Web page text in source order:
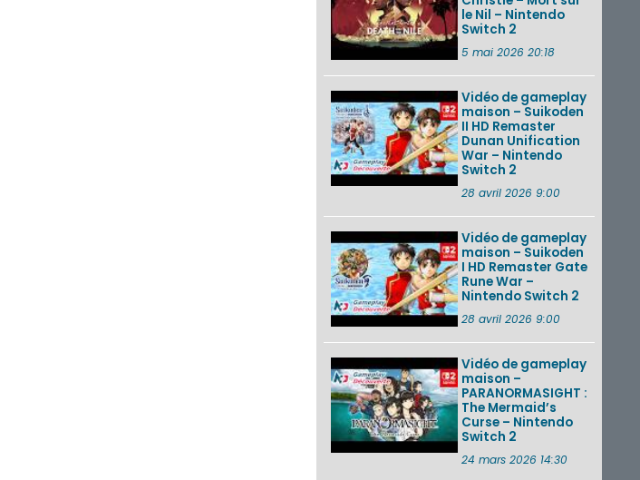
le Nil – Nintendo
Switch 2
5 mai 2026 20:18
Vidéo de gameplay
maison – Suikoden
II HD Remaster
Dunan Unification
War – Nintendo
Switch 2
28 avril 2026 9:00
Vidéo de gameplay
maison – Suikoden
I HD Remaster Gate
Rune War –
Nintendo Switch 2
28 avril 2026 9:00
Vidéo de gameplay
maison –
PARANORMASIGHT :
The Mermaid’s
Curse – Nintendo
Switch 2
24 mars 2026 14:30